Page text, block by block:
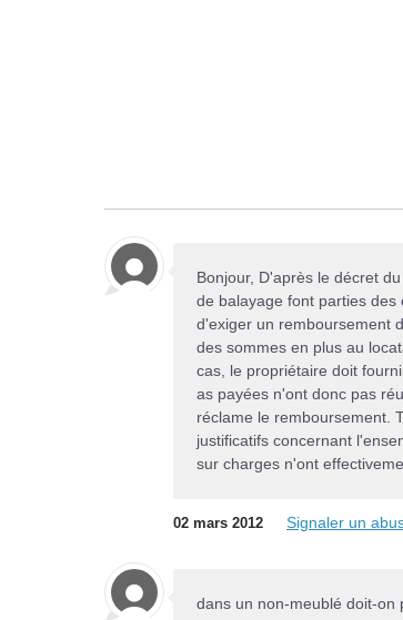
Bonjour, D'après le décret
de balayage font parties
d'exiger un remboursement
des sommes en plus au
cas, le propriétaire doit
as payées n'ont donc pas
réclame le remboursement.
justificatifs concernant
sur charges n'ont
02 mars 2012 Signaler un
dans un non-meublé doit-on